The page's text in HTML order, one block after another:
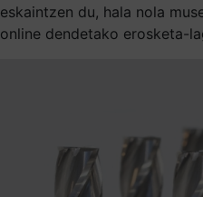
eskaintzen du, hala nola
online dendetako erosketa-